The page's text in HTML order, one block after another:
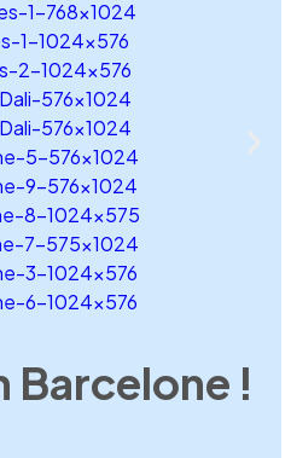
Barcelone !